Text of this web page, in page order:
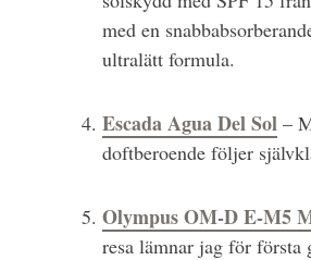
med en
ultralätt formula.
Escada Agua Del Sol –
doftberoende följer
Olympus OM-D E-M5
resa lämnar jag för första